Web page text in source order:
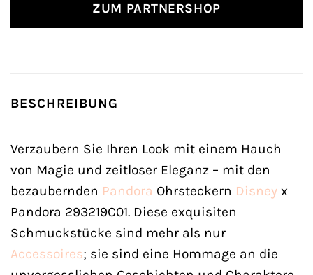
ZUM PARTNERSHOP
BESCHREIBUNG
Verzaubern Sie Ihren Look mit einem Hauch
von Magie und zeitloser Eleganz – mit den
bezaubernden Pandora Ohrsteckern Disney x
Pandora 293219C01. Diese exquisiten
Schmuckstücke sind mehr als nur
Accessoires; sie sind eine Hommage an die